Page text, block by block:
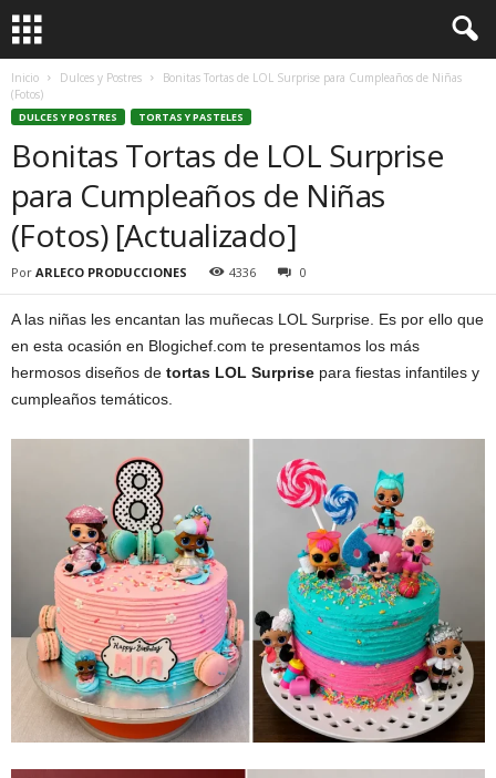
Inicio Dulces y Postres
Bonitas Tortas de LOL Surprise para Cumpleaños de Niñas
(Fotos)
DULCES Y POSTRES TORTAS Y PASTELES
Bonitas Tortas de LOL Surprise
para Cumpleaños de Niñas
(Fotos) [Actualizado]
Por ARLECO PRODUCCIONES 4336 0
A las niñas les encantan las muñecas LOL Surprise. Es por ello que
en esta ocasión en Blogichef.com te presentamos los más
hermosos diseños de tortas LOL Surprise para fiestas infantiles y
cumpleaños temáticos.